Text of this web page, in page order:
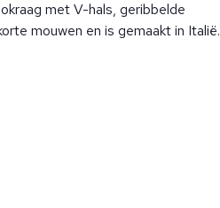
met V-hals, geribbelde
mouwen en is gemaakt in Italië.